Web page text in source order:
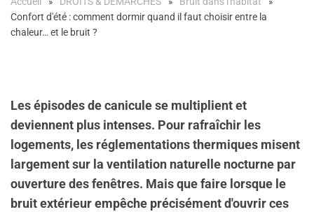
Confort d'été : comment dormir quand il faut choisir entre la
chaleur… et le bruit ?
Les épisodes de canicule se multiplient et
deviennent plus intenses. Pour rafraîchir les
logements, les réglementations thermiques misent
largement sur la ventilation naturelle nocturne par
ouverture des fenêtres. Mais que faire lorsque le
bruit extérieur empêche précisément d'ouvrir ces